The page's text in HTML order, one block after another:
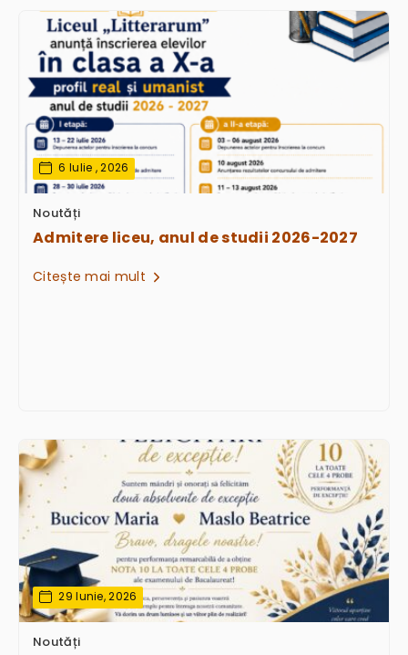
6 Iulie , 2026
Noutăți
Admitere liceu, anul de studii 2026-2027
Citește mai mult
29 Iunie, 2026
Noutăți